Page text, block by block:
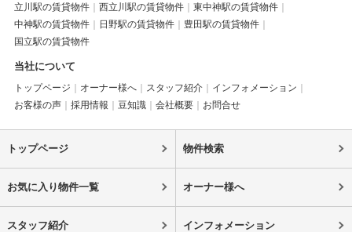
立川駅の賃貸物件 西立川駅の賃貸物件
東中神駅の賃貸物件
中神駅の賃貸物件
日野駅の賃貸物件
豊田駅の賃貸物件
国立駅の賃貸物件
当社について
トップページ オーナー様へ スタッフ紹介
インフォメーション
お客様の声
採用情報 豆知識 会社概要 お問合せ
トップページ 物件検索
お気に入り物件一覧 オーナー様へ
スタッフ紹介 インフォメーション